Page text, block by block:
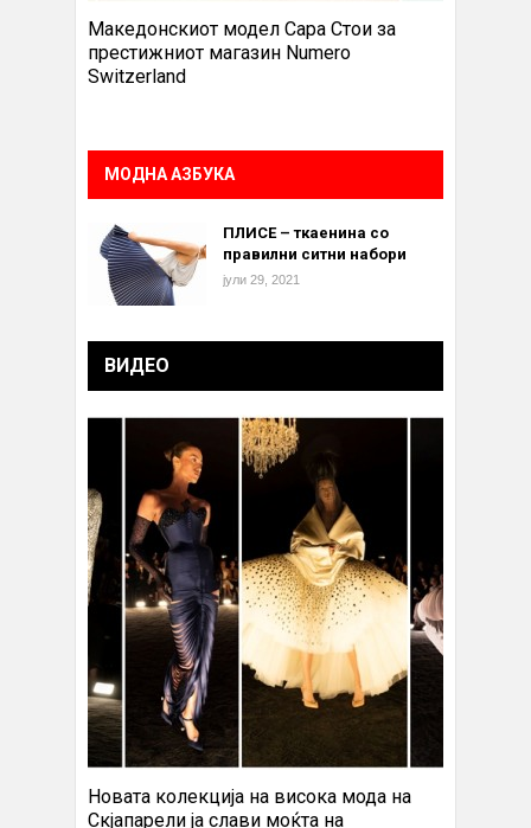
Македонскиот модел Сара Стои за
престижниот магазин Numero
Switzerland
МОДНА АЗБУКА
ПЛИСЕ – ткаенина со
правилни ситни набори
јули 29, 2021
ВИДЕО
Новата колекција на висока мода на
Скјапарели ја слави моќта на